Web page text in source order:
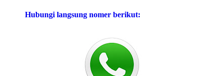
Hubungi langsung nomer berikut: